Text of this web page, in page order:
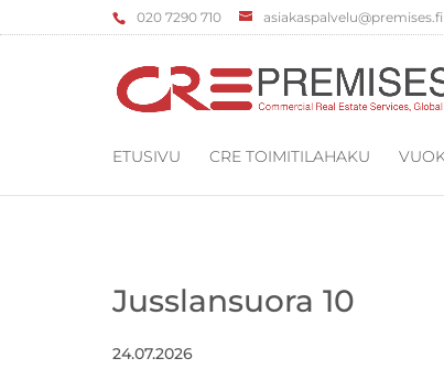
‌020 7290 710 asiakaspalvelu@premises.fi
ETUSIVU CRE TOIMITILAHAKU
Jusslansuora 10
24.07.2026